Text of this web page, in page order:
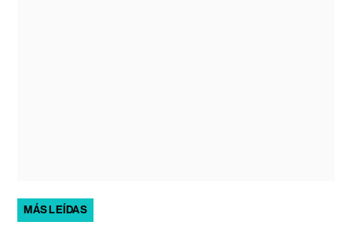
MÁS LEÍDAS